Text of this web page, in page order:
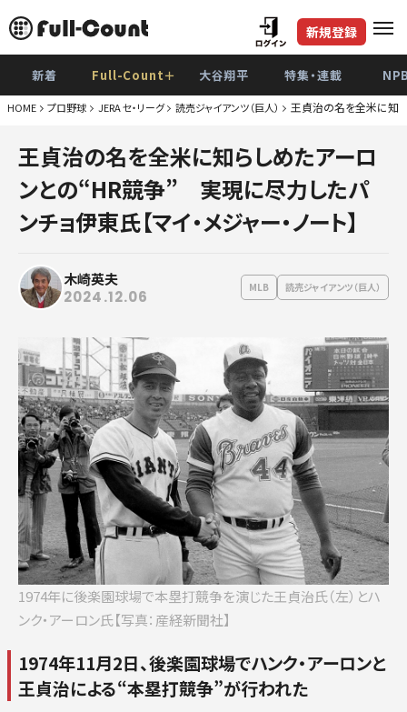
新規登録
新着 Full-Count＋ 大谷翔平 特集・連載
巨
ヤク
ソフト
日本
ロ
オリ
HOME プロ野球 JERA セ・リーグ 読売ジャイアンツ（巨人） 王貞治の名を全米に知ら
王貞治の名を全米に知らしめたアーロ
ンとの“HR競争” 実現に尽力したパ
ンチョ伊東氏【マイ・メジャー・ノート】
木崎英夫
2024.12.06
MLB 読売ジャイアンツ（巨人）
1974年に後楽園球場で本塁打競争を演じた王貞治氏（左）とハ
ンク・アーロン氏【写真：産経新聞社】
1974年11月2日、後楽園球場でハンク・アーロンと
王貞治による“本塁打競争”が行われた